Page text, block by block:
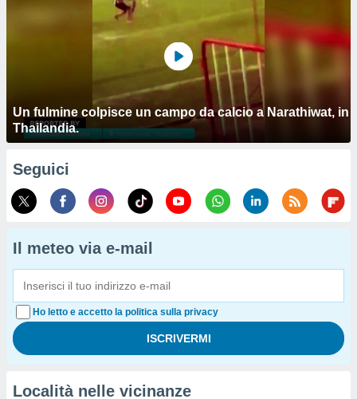
Un fulmine colpisce un campo da calcio a Narathiwat, in
Thailandia.
Seguici
Il meteo via e-mail
Ho letto e accetto la politica sulla privacy
Località nelle vicinanze